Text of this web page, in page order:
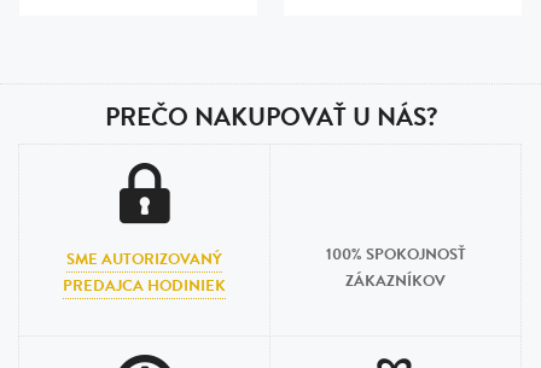
PREČO NAKUPOVAŤ U NÁS?
SME AUTORIZOVANÝ
PREDAJCA HODINIEK
100% SPOKOJNOSŤ
ZÁKAZNÍKOV